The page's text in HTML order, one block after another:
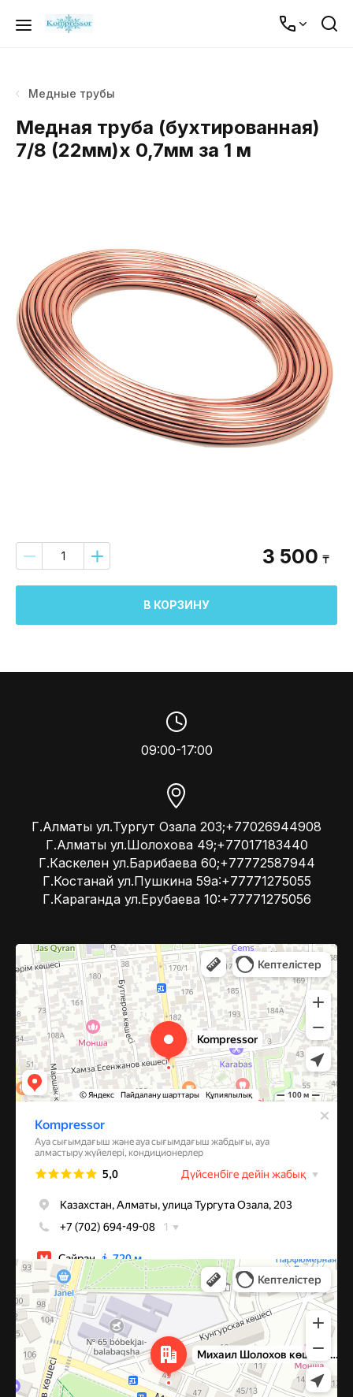
Медные трубы
Медная труба (бухтированная)
7/8 (22мм)х 0,7мм за 1 м
3 500 ₸
В КОРЗИНУ
09:00-17:00
Г.Алматы ул.Тургут Озала 203;+77026944908
Г.Алматы ул.Шолохова 49;+77017183440
Г.Каскелен ул.Барибаева 60;+77772587944
Г.Костанай ул.Пушкина 59а:+77771275055
Г.Караганда ул.Ерубаева 10:+77771275056
Kompressor
Компрессоры и компрессорное оборудование в Алматы
Системы вентиляции в Алматы
Алматы
Улица Михаила Шолохова, 49 — Яндекс Карты